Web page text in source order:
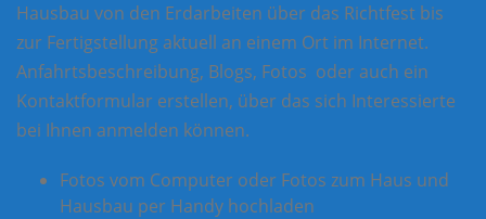
Hausbau von den Erdarbeiten über das Richtfest bis
zur Fertigstellung aktuell an einem Ort im Internet.
Anfahrtsbeschreibung, Blogs, Fotos oder auch ein
Kontaktformular erstellen, über das sich Interessierte
bei Ihnen anmelden können.
Fotos vom Computer oder Fotos zum Haus und
Hausbau per Handy hochladen